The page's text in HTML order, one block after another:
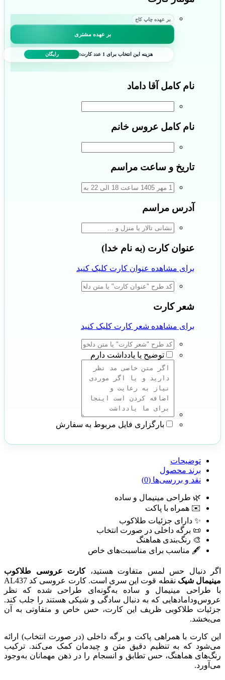
بر عهده مشتری
بر عهده چاپ کاج
هزینه این انتخاب برای 1 عدد کارت: رایگان
نام کامل آقا داماد
نام کامل عروس خانم
تاریخ و ساعت مراسم
آدرس مراسم
عنوان کارت (به نام خدا)
برای مشاهده عنوان کارت کلیک کنید
شعر کارت
برای مشاهده شعر کارت کلیک کنید
توضیح یا یادداشت دارم
بارگزاری فایل مربوط به سفارش
توضیحات
برند محصول
نقد و بررسی‌ها (0)
🌿 طراحی مینیمال و ساده
✉️ همراه با پاکت
✨ دارای جزئیات طلاکوب
📜 برگه داخلی در صورت انتخاب
🎨 رنگ‌بندی هماهنگ
🖋️ مناسب برای مناسبت‌های خاص
اگر دنبال حس لمس متفاوت هستید،کارت عروسی طلاکوب
مینیمال شیک
نقطه قوت این سری است. کارت عروسی کد AL437
با طراحی مینیمال و ساده به‌گونه‌ای طراحی شده که نظر
عروس‌و‌دامادهایی که به دنبال سادگی و شیکی هستند را جلب کند.
جزئیات طلاکوبی ظریف این کارت، حس خاص و متفاوتی به آن
می‌بخشد.
این کارت با همراهی پاکت و برگه داخلی (در صورت انتخاب) ارائه
می‌شود که به تنظیم دقیق متن و چیدمان کمک می‌کند. ترکیب
رنگ‌های هماهنگ، حس تطابق و انسجام را در ذهن مهمانان به‌وجود
می‌آورد.